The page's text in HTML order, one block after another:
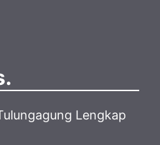
Lengkap